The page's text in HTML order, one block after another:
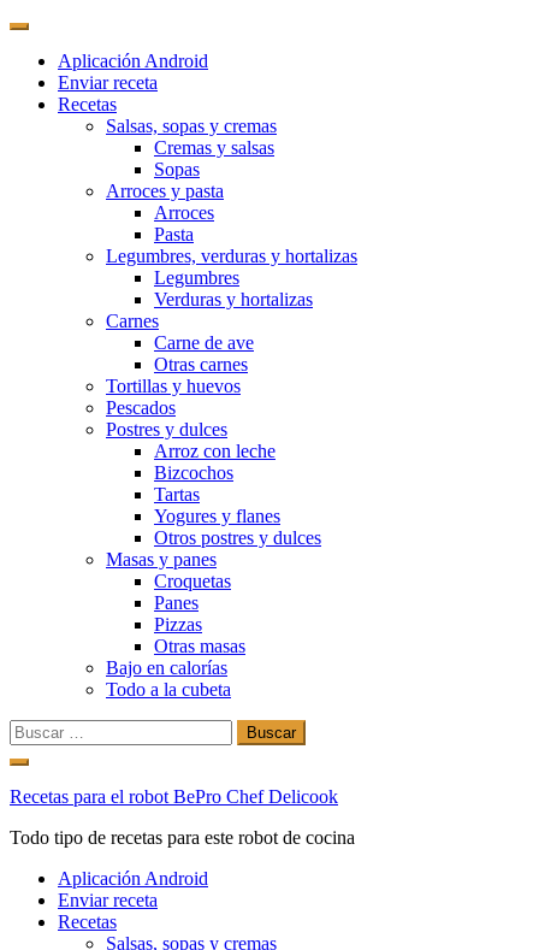
Aplicación Android
Enviar receta
Recetas
Salsas, sopas y cremas
Cremas y salsas
Sopas
Arroces y pasta
Arroces
Pasta
Legumbres, verduras y hortalizas
Legumbres
Verduras y hortalizas
Carnes
Carne de ave
Otras carnes
Tortillas y huevos
Pescados
Postres y dulces
Arroz con leche
Bizcochos
Tartas
Yogures y flanes
Otros postres y dulces
Masas y panes
Croquetas
Panes
Pizzas
Otras masas
Bajo en calorías
Todo a la cubeta
Buscar:
Ir
contenido
Recetas para el robot BePro Chef Delicook
Todo tipo de recetas para este robot de cocina
Aplicación Android
Enviar receta
Recetas
Salsas, sopas y cremas